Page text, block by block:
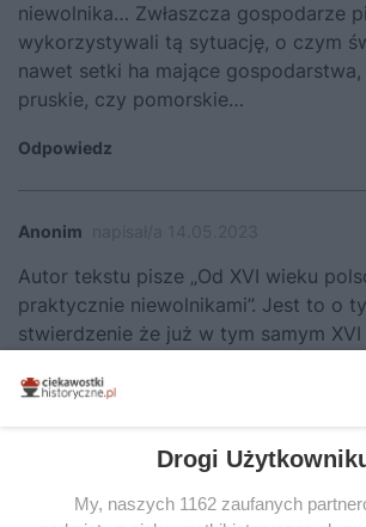
niewolnika… Zwłaszcza gospodarze
wykorzystywali tą sytuację, o czym
nawet setki ha mające gospodarstwa,
pruskie, czy pomorskie…
Odpowiedz
Anonim
Autor tekstu pisze „Od XVI wieku
praktycznie niewolnikami”. Jest to o
stwierdzenie że już w tym samym XVI
kujawska uwalniała rolników od
Przytkowicach zniósł pańszczyzne.
wieku w dobrach magnackich ich
Zamoyski w roku 1760, zamienił
Drogi
My, naszych 1162 zaufanych